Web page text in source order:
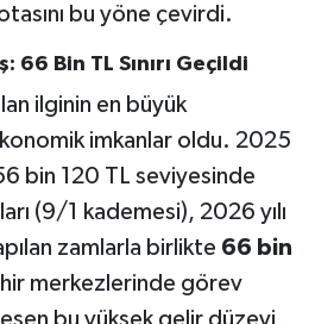
bu yöne çevirdi.
66 Bin TL Sınırı Geçildi
ilginin en büyük
imkanlar oldu. 2025
bin 120 TL seviyesinde
(9/1 kademesi), 2026 yılı
zamlarla birlikte 66 bin
merkezlerinde görev